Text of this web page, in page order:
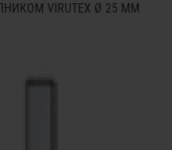
VIRUTEX Ø 25 ММ